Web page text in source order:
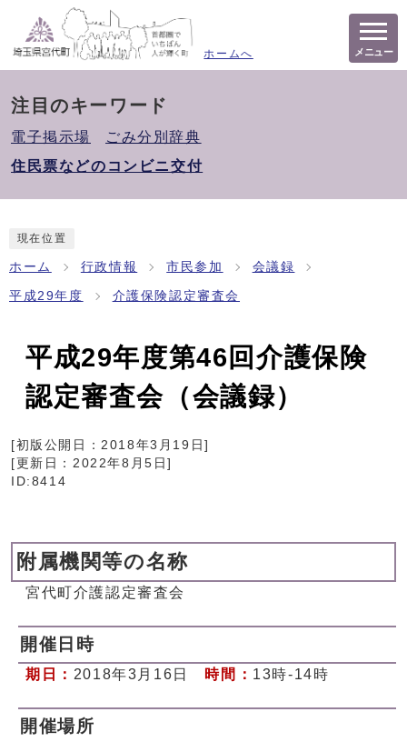
ホームへ メニュー
注目のキーワード
電子掲示場
ごみ分別辞典
住民票などのコンビニ交付
現在位置
ホーム 行政情報 市民参加 会議録
平成29年度 介護保険認定審査会
平成29年度第46回介護保険
認定審査会（会議録）
[初版公開日：2018年3月19日]
[更新日： 2022年8月5日]
ID:8414
附属機関等の名称
宮代町介護認定審査会
開催日時
期日： 2018年3月16日 時間： 13時-14時
開催場所